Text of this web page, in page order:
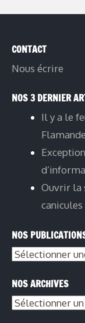
CONTACT
Nous écrire
NOS 3 DERNIER
Il y a le
Ouvrir la
NOS
Nos
par
thèmes
NOS ARCHIVES
Nos